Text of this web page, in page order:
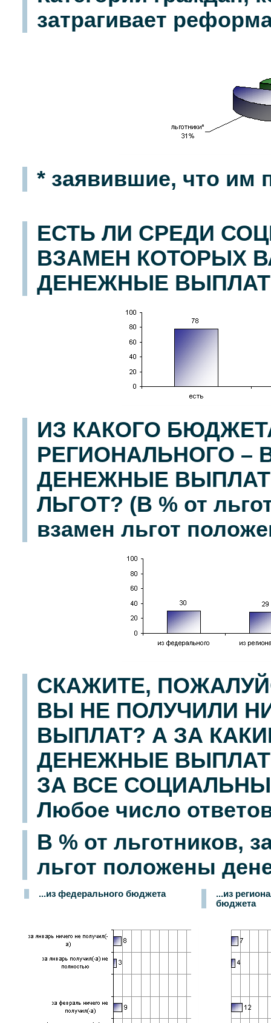
затрагивает
* заявившие, что им
ЕСТЬ ЛИ СРЕДИ
ВЗАМЕН КОТОРЫХ
ДЕНЕЖНЫЕ
ИЗ КАКОГО
РЕГИОНАЛЬНОГО
ДЕНЕЖНЫЕ
ЛЬГОТ? (В % от
взамен льгот
СКАЖИТЕ,
ВЫ НЕ ПОЛУЧИЛИ
ВЫПЛАТ? А ЗА
ДЕНЕЖНЫЕ
ЗА ВСЕ
Любое число
В % от льготников,
льгот положены
...из федерального бюджета
...из
бюджета